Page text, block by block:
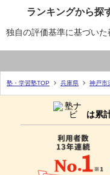
ランキングから探
独自の評価基準に基づいた
塾・学習塾TOP 兵庫県 神戸市
は累